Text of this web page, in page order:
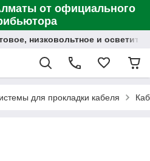
от официального
низковольтное и
для прокладки кабеля